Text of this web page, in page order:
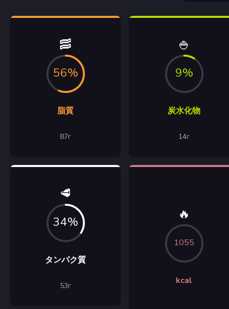
🥓
56%
脂質
87г
🍚
9%
炭水化物
14г
🥩
34%
タンパク質
53г
🔥
1055
kcal